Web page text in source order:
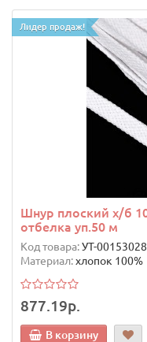
Лидер продаж!
Шнур плоский х/б
отбелка уп.50 м
Код товара:УТ-00153028
Материал:хлопок 100%
877.19р.
В корзину